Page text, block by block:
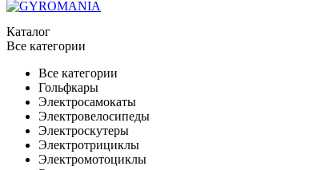
Каталог
Все категории
Все категории
Гольфкары
Электросамокаты
Электровелосипеды
Электроскутеры
Электротрициклы
Электромотоциклы